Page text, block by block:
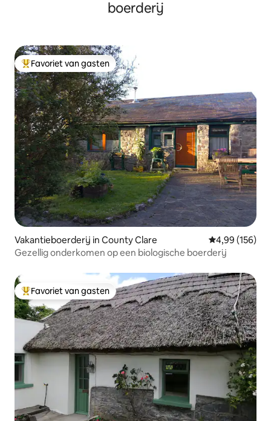
de hazelaarstruik. Dennenbossen geven
boerderij
Topfavoriet van gasten
Favoriet van gasten
Vakantieboerderij in County Clare Gemiddelde
4,99 (156)
Gezellig onderkomen op een biologische boerderij
Topfavoriet van gasten
Favoriet van gasten